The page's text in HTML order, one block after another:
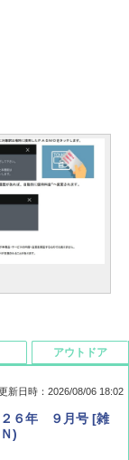
新日時：2026/08/06 18:02
６年 ９月号 [雑
)
アウトドア